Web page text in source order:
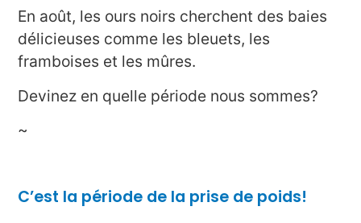
En août, les ours noirs cherchent des baies
délicieuses comme les bleuets, les
framboises et les mûres.
Devinez en quelle période nous sommes?
~
C’est la période de la prise de poids!